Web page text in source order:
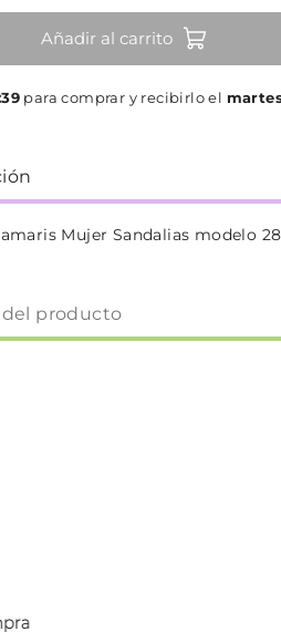
Añadir al carrito
para comprar y recibirlo el
Mujer Sandalias modelo
producto